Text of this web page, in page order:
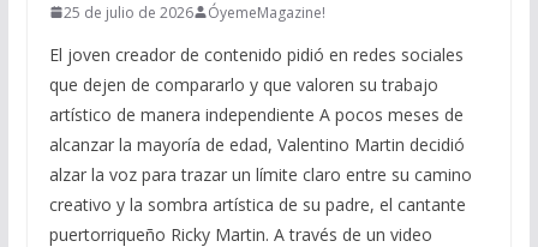
25 de julio de 2026 ÓyemeMagazine!
El joven creador de contenido pidió en redes sociales
que dejen de compararlo y que valoren su trabajo
artístico de manera independiente A pocos meses de
alcanzar la mayoría de edad, Valentino Martin decidió
alzar la voz para trazar un límite claro entre su camino
creativo y la sombra artística de su padre, el cantante
puertorriqueño Ricky Martin. A través de un video